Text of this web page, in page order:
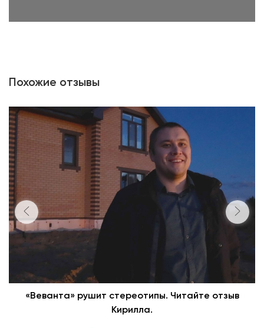
Похожие отзывы
«Веванта» рушит стереотипы. Читайте отзыв
Кирилла.